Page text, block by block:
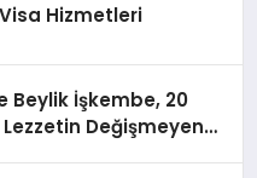
Hizmetleri
Beylik İşkembe, 20
Lezzetin Değişmeyen